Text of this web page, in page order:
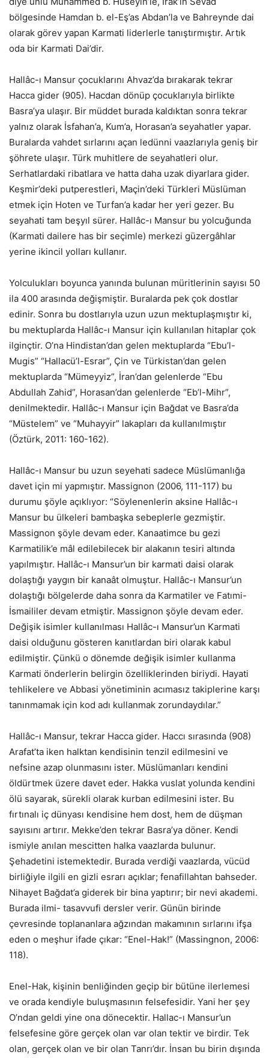
bölgesinde Hamdan b. el-Eş’as Abdan’la ve Bahreynde dai
olarak görev yapan Karmati liderlerle tanıştırmıştır. Artık
oda bir Karmati Dai’dir.
Hallâc-ı Mansur çocuklarını Ahvaz’da bırakarak tekrar
Hacca gider (905). Hacdan dönüp çocuklarıyla birlikte
Basra’ya ulaşır. Bir müddet burada kaldıktan sonra tekrar
yalnız olarak İsfahan’a, Kum’a, Horasan’a seyahatler yapar.
Buralarda vahdet sırlarını açan ledünni vaazlarıyla geniş bir
şöhrete ulaşır. Türk muhitlere de seyahatleri olur.
Serhatlardaki ribatlara ve hatta daha uzak diyarlara gider.
Keşmir’deki putperestleri, Maçin’deki Türkleri Müslüman
etmek için Hoten ve Turfan’a kadar her yeri gezer. Bu
seyahati tam beşyıl sürer. Hallâc-ı Mansur bu yolcuğunda
(Karmati dailere has bir seçimle) merkezi güzergâhlar
yerine ikincil yolları kullanır.
Yolculukları boyunca yanında bulunan müritlerinin sayısı 50
ila 400 arasında değişmiştir. Buralarda pek çok dostlar
edinir. Sonra bu dostlarıyla uzun uzun mektuplaşmıştır ki,
bu mektuplarda Hallâc-ı Mansur için kullanılan hitaplar çok
ilginçtir. O’na Hindistan’dan gelen mektuplarda “Ebu’l-
Mugis” “Hallacü’l-Esrar”, Çin ve Türkistan’dan gelen
mektuplarda “Mümeyyiz”, İran’dan gelenlerde “Ebu
Abdullah Zahid”, Horasan’dan gelenlerde “Eb’l-Mihr”,
denilmektedir. Hallâc-ı Mansur için Bağdat ve Basra’da
“Müstelem” ve “Muhayyir” lakapları da kullanılmıştır
(Öztürk, 2011: 160-162).
Hallâc-ı Mansur bu uzun seyehati sadece Müslümanlığa
davet için mi yapmıştır. Massignon (2006, 111-117) bu
durumu şöyle açıklıyor: “Söylenenlerin aksine Hallâc-ı
Mansur bu ülkeleri bambaşka sebeplerle gezmiştir.
Massignon şöyle devam eder. Kanaatimce bu gezi
Karmatilik’e mâl edilebilecek bir alakanın tesiri altında
yapılmıştır. Hallâc-ı Mansur’un bir karmati daisi olarak
dolaştığı yaygın bir kanaât olmuştur. Hallâc-ı Mansur’un
dolaştığı bölgelerde daha sonra da Karmatiler ve Fatımi-
İsmaililer devam etmiştir. Massignon şöyle devam eder.
Değişik isimler kullanılması Hallâc-ı Mansur’un Karmati
daisi olduğunu gösteren kanıtlardan biri olarak kabul
edilmiştir. Çünkü o dönemde değişik isimler kullanma
Karmati önderlerin belirgin özelliklerinden biriydi. Hayati
tehlikelere ve Abbasi yönetiminin acımasız takiplerine karşı
tanınmamak için kod adı kullanmak zorundaydılar.”
Hallâc-ı Mansur, tekrar Hacca gider. Haccı sırasında (908)
Arafat’ta iken halktan kendisinin tenzil edilmesini ve
nefsine azap olunmasını ister. Müslümanları kendini
öldürtmek üzere davet eder. Hakka vuslat yolunda kendini
ölü sayarak, sürekli olarak kurban edilmesini ister. Bu
fırtınalı iç dünyası kendisine hem dost, hem de düşman
sayısını artırır. Mekke’den tekrar Basra’ya döner. Kendi
ismiyle anılan mescitten halka vaazlarda bulunur.
Şehadetini istemektedir. Burada verdiği vaazlarda, vücüd
birliğiyle ilgili en gizli esrarı açıklar; fenafillahtan bahseder.
Nihayet Bağdat’a giderek bir bina yaptırır; bir nevi akademi.
Burada ilmi- tasavvufi dersler verir. Günün birinde
çevresinde toplananlara ağzından makamının sırlarını ifşa
eden o meşhur ifade çıkar: “Enel-Hak!” (Massingnon, 2006:
118).
Enel-Hak, kişinin benliğinden geçip bir bütüne ilerlemesi
ve orada kendiyle buluşmasının felsefesidir. Yani her şey
O’ndan geldi yine ona dönecektir. Hallac-ı Mansur’un
felsefesine göre gerçek olan var olan tektir ve birdir. Tek
olan, gerçek olan ve bir olan Tanrı’dır. İnsan bu birin dışında